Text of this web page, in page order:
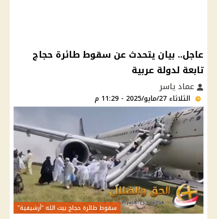
عاجل.. بيان يتحدث عن سقوط طائرة حجاج
تابعة لدولة عربية
عماد ياسر
الثلاثاء 27/مايو/2025 - 11:29 م
سقوط طائرة حجاج بيت الله "أرشيفية"